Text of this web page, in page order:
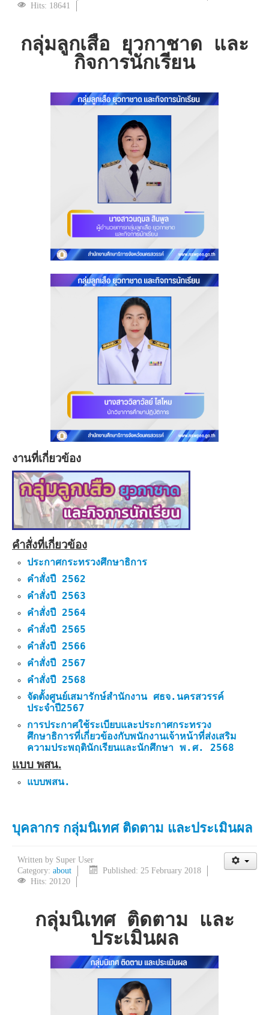
Hits: 18641
กลุ่มลูกเสือ ยุวกาชาด และ
กิจการนักเรียน
งานที่เกี่ยวข้อง
คำสั่งที่เกี่ยวข้อง
ประกาศกระทรวงศึกษาธิการ
คำสั่งปี 2562
คำสั่งปี 2563
คำสั่งปี 2564
คำสั่งปี 2565
คำสั่งปี 2566
คำสั่งปี 2567
คำสั่งปี 2568
จัดตั้งศูนย์เสมารักษ์สำนักงาน ศธจ.นครสวรรค์
ประจำปี2567
การประกาศใช้ระเบียบและประกาศกระทรวง
ศึกษาธิการที่เกี่ยวข้องกับพนักงานเจ้าหน้าที่ส่งเสริม
ความประพฤตินักเรียนและนักศึกษา พ.ศ. 2568
แบบ พสน.
แบบพสน.
บุคลากร กลุ่มนิเทศ ติดตาม และประเมินผล
Written by Super User
Category: about
Published: 25 February 2018
Hits: 20120
กลุ่มนิเทศ ติดตาม และ
ประเมินผล